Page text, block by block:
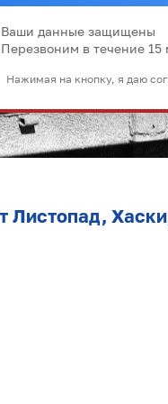
Ваши данные защищены
Перезвоним в течение 15
Нажимая на кнопку, я даю
Листопад,